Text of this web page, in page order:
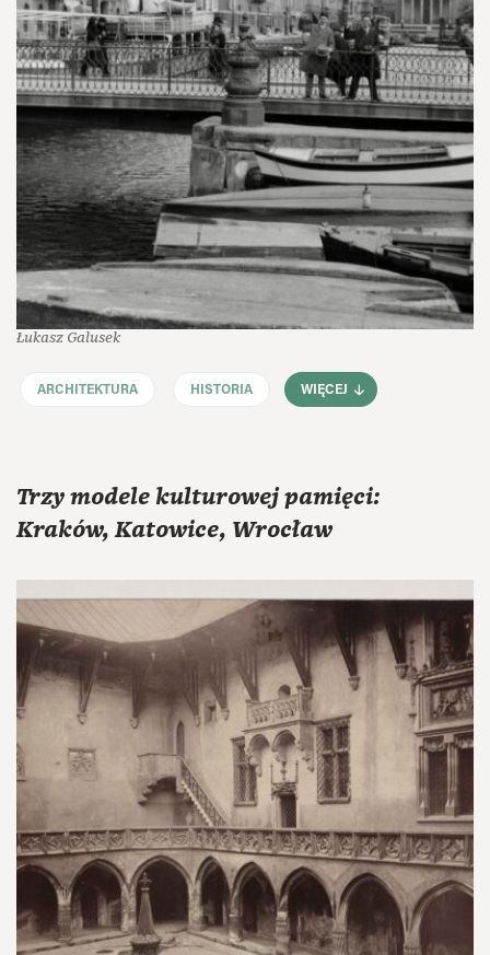
Łukasz Galusek
ARCHITEKTURA HISTORIA WIĘCEJ
Trzy modele kulturowej pamięci:
Kraków, Katowice, Wrocław